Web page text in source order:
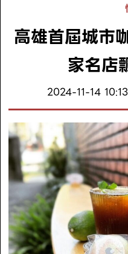
高雄首屆城
家名店
2024-11-14 10:13